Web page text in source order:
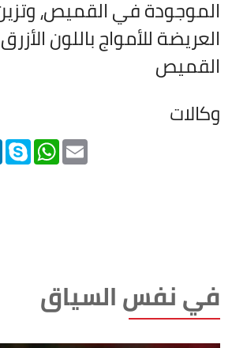
الموجودة في القميص،
العريضة للأمواج باللون
القميص
وكالات
LinkedInSkype WhatsApp
في نفس السياق